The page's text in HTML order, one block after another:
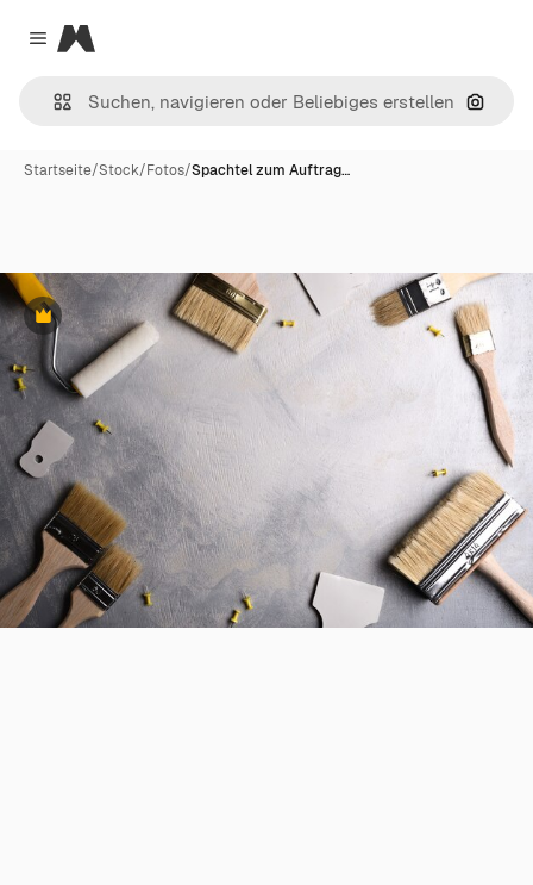
Close menu
Magnific
Nach
Startseite/Stock/Fotos/Spachtel zum Auftrag…
Premium